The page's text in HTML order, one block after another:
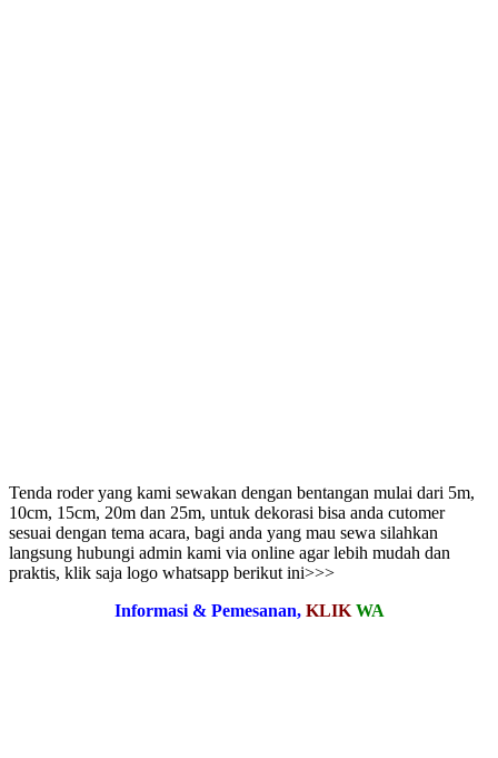
Tenda roder yang kami sewakan dengan bentangan mulai dari 5m,
10cm, 15cm, 20m dan 25m, untuk dekorasi bisa anda cutomer
sesuai dengan tema acara, bagi anda yang mau sewa silahkan
langsung hubungi admin kami via online agar lebih mudah dan
praktis, klik saja logo whatsapp berikut ini>>>
Informasi & Pemesanan, KLIK WA